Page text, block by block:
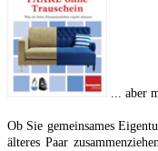
... aber
Ob Sie gemeinsames
älteres Paar